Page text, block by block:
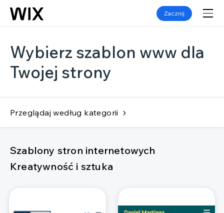
Zacznij
Wybierz szablon www dla
Twojej strony
Przeglądaj według kategorii
Szablony stron internetowych
Kreatywność i sztuka